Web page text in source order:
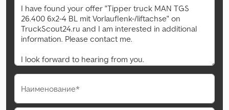
Наименование*